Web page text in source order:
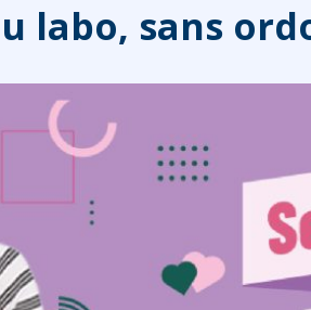
labo, sans